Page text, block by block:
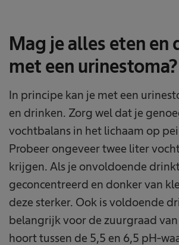
Mag je alles eten en
met een urinestoma?
In principe kan je met een
en drinken. Zorg wel dat je
vochtbalans in het lichaam op
Probeer ongeveer twee liter
krijgen. Als je onvoldoende
geconcentreerd en donker van
deze sterker. Ook is voldoende
belangrijk voor de zuurgraad van
hoort tussen de 5,5 en 6,5 pH-